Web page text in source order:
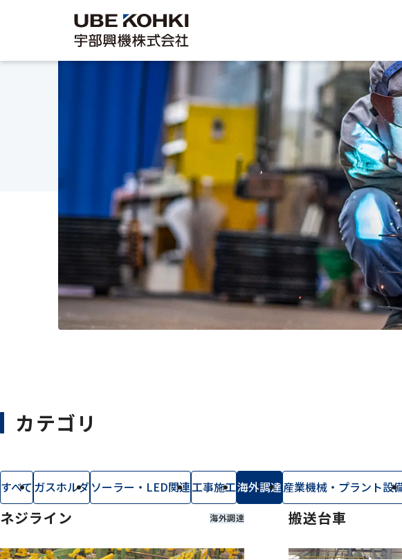
事業案内
工事施工
産業機械・
プラント設備製作
設備保全・油圧配管
ガスホルダ設計・
製作・施工
ソーラーLED照明灯
海外調達
代表挨拶／理念
保有資格
サステナビリテ
サステナビリティ
採用情報
社員インタビュー
施工実績
カテゴリ
すべてガスホルダソーラー・LED関連工事施工海外調達産業機械・プラント設
ネジライン 海外調達 搬送台車